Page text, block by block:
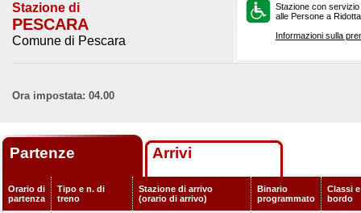
Stazione di
PESCARA
Comune di Pescara
Stazione con
alle Persone a
Informazioni sulla
Ora impostata: 04.00
Partenze Arrivi
Orario di
partenza
Tipo e n. di
treno
Stazione di arrivo
(orario di arrivo)
Binario
programmato
Classi
bordo